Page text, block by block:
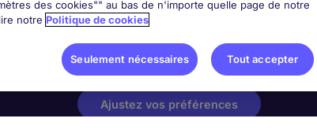
Ajustez vos préférences
des cookies"" au bas de n'importe quelle page de notre
notre Politique de cookies
Seulement nécessaires Tout accepter